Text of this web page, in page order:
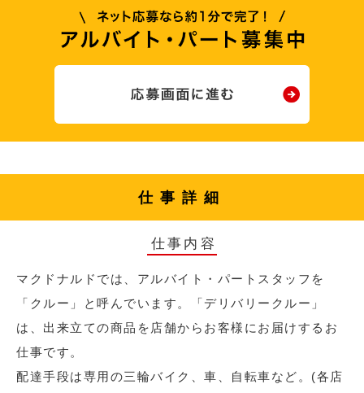
仕事詳細
仕事内容
マクドナルドでは、アルバイト・パートスタッフを
「クルー」と呼んでいます。「デリバリークルー」
は、出来立ての商品を店舗からお客様にお届けするお
仕事です。
配達手段は専用の三輪バイク、車、自転車など。(各店